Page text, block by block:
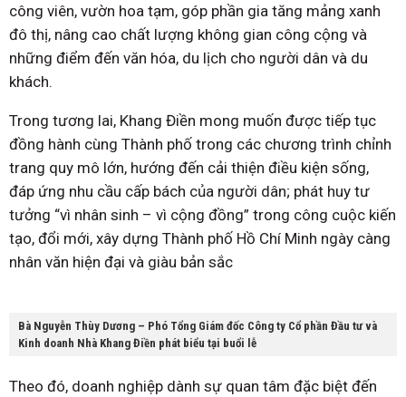
công viên, vườn hoa tạm, góp phần gia tăng mảng xanh
đô thị, nâng cao chất lượng không gian công cộng và
những điểm đến văn hóa, du lịch cho người dân và du
khách.
Trong tương lai, Khang Điền mong muốn được tiếp tục
đồng hành cùng Thành phố trong các chương trình chỉnh
trang quy mô lớn, hướng đến cải thiện điều kiện sống,
đáp ứng nhu cầu cấp bách của người dân; phát huy tư
tưởng “vì nhân sinh – vì cộng đồng” trong công cuộc kiến
tạo, đổi mới, xây dựng Thành phố Hồ Chí Minh ngày càng
nhân văn hiện đại và giàu bản sắc
Bà Nguyễn Thùy Dương – Phó Tổng Giám đốc Công ty Cổ phần Đầu tư và
Kinh doanh Nhà Khang Điền phát biểu tại buổi lễ
Theo đó, doanh nghiệp dành sự quan tâm đặc biệt đến